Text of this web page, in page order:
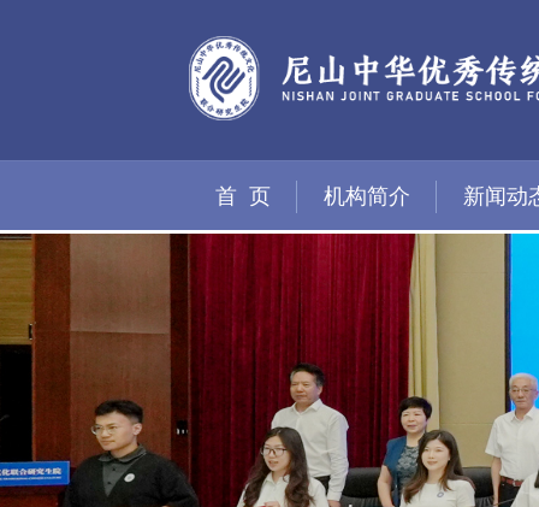
首 页 机构简介 新闻动